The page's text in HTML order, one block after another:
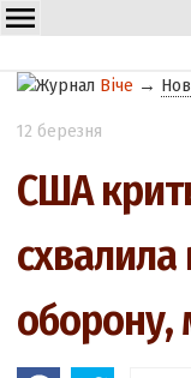
Віче →
12 березня
США
оборону,